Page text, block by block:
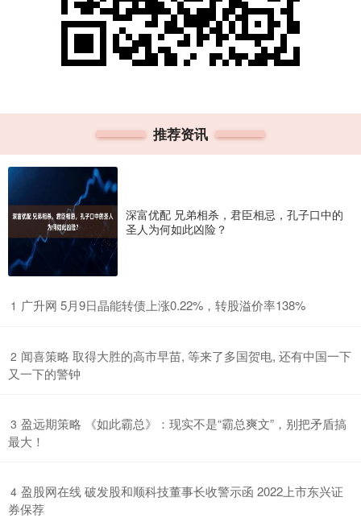
推荐资讯
深富优配 兄弟相杀，君臣相忌，孔子口中的
圣人为何如此凶险？
1 ​广升网 5月9日晶能转债上涨0.22%，转股溢价率138%
2 ​闻喜策略 取得大胜的高市早苗, 等来了多国贺电, 还有中国一下
又一下的警钟
3 ​盈远期策略 《如此霸总》：现实不是“霸总爽文”，别把矛盾搞
最大！
4 ​盈股网在线 破发股和顺科技董事长收警示函 2022上市东兴证
券保荐